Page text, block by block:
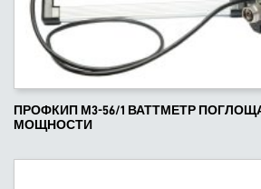
ПРОФКИП М3-56/1 ВАТТМЕТР
МОЩНОСТИ